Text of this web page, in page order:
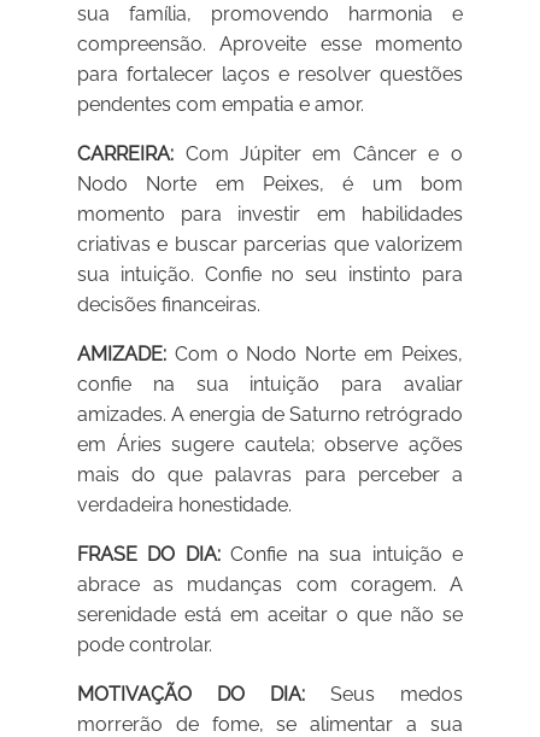
sua família, promovendo harmonia e
compreensão. Aproveite esse momento
para fortalecer laços e resolver questões
pendentes com empatia e amor.
CARREIRA: Com Júpiter em Câncer e o
Nodo Norte em Peixes, é um bom
momento para investir em habilidades
criativas e buscar parcerias que valorizem
sua intuição. Confie no seu instinto para
decisões financeiras.
AMIZADE: Com o Nodo Norte em Peixes,
confie na sua intuição para avaliar
amizades. A energia de Saturno retrógrado
em Áries sugere cautela; observe ações
mais do que palavras para perceber a
verdadeira honestidade.
FRASE DO DIA:Confie na sua intuição e
abrace as mudanças com coragem. A
serenidade está em aceitar o que não se
pode controlar.
MOTIVAÇÃO DO DIA: Seus medos
morrerão de fome, se alimentar a sua